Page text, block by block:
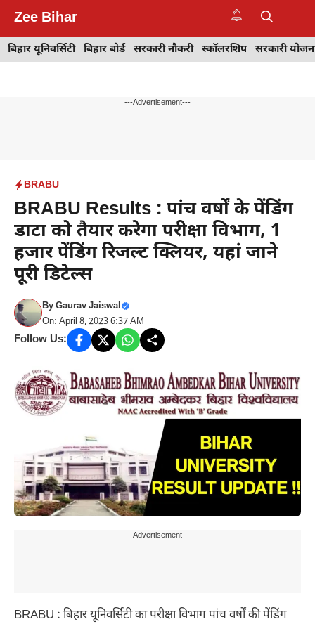
content
Zee Bihar
बिहार यूनिवर्सिटी बिहार बोर्ड सरकारी नौकरी स्कॉलरशिप सरकारी
---Advertisement---
BRABU
BRABU Results : पांच वर्षों के पेंडिंग
डाटा को तैयार करेगा परीक्षा विभाग, 1
हजार पेंडिंग रिजल्ट क्लियर, यहां जाने
पूरी डिटेल्स
ByGaurav Jaiswal
On: April 8, 2023 6:37 AM
Follow Us:
---Advertisement---
BRABU : बिहार यूनिवर्सिटी का परीक्षा विभाग पांच वर्षों की पेंडिंग